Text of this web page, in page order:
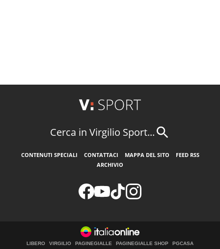
Cerca in Virgilio Sport...
CONTENUTI SPECIALI CONTATTACI MAPPA DEL SITO
FEED RSS
ARCHIVIO
LIBERO VIRGILIO PAGINEGIALLE PAGINEGIALLE SHOP PGCASA